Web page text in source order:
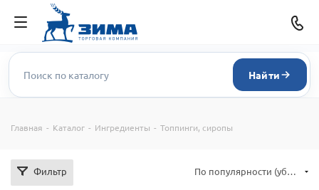
Найти
Главная - Каталог - Ингредиенты - Топпинги, сиропы
Фильтр По популярности (убывание)